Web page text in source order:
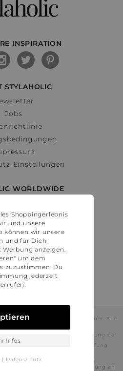
INSPIRATION
STYLAHOLIC
Jobs
Einstellungen
WORLDWIDE
Österreich
Schweiz
France
States
gesetzlichen Mehrwertsteuer. Alle
Rabatte, die durch die Nutzung der
Partner voraussichtlich
führt keine vollständige Prüfung
kann daher in Einzelfällen
abweichend von unserem
Shop nicht oder nur teilweise
hinaus kann deren Verwendung an
Shoppingerlebnis
und unsere
können wir unsere
und für Dich
anzeigen.
um dem
zuzustimmen. Du
jederzeit
Infos
| Datenschutz